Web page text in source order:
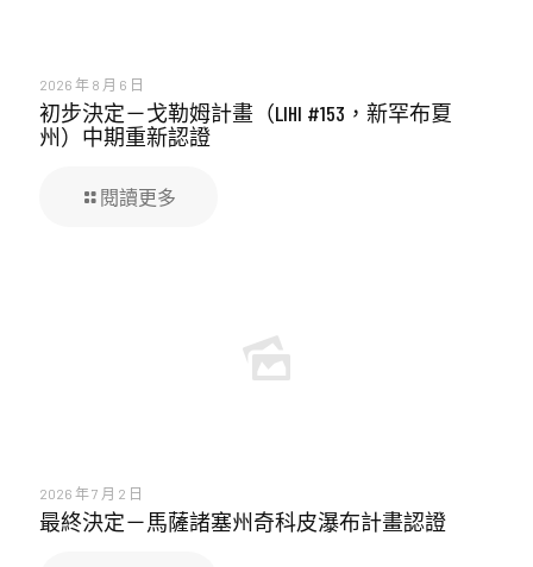
2026 年 8 月 6 日
初步決定－戈勒姆計畫（LIHI #153，新罕布夏
州）中期重新認證
閱讀更多
2026 年 7 月 2 日
最終決定－馬薩諸塞州奇科皮瀑布計畫認證